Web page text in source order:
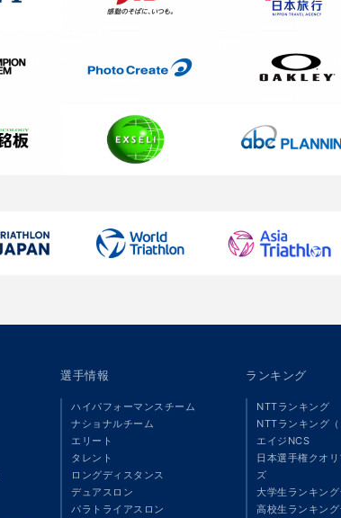
選手情報
ハイパフォーマンスチーム
ナショナルチーム
エリート
タレント
ロングディスタンス
デュアスロン
パラトライアスロン
ランキング
NTTランキング
NTTランキング
エイジNCS
日本選手権クオ
ズ
大学生ランキン
高校生ランキン